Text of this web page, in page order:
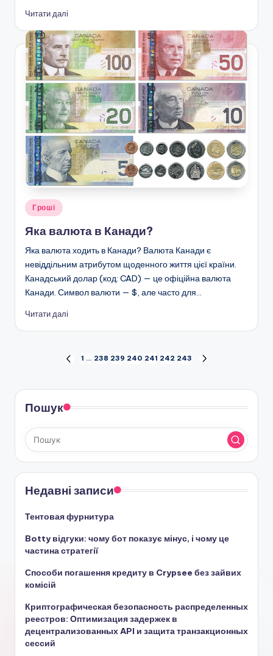
Читати далі
Опубліковано
Гроші
Яка валюта в Канади?
Яка валюта ходить в Канади? Валюта Канади є
невіддільним атрибутом щоденного життя цієї країни.
Канадський долар (код: CAD) — це офіційна валюта
Канади. Символ валюти — $, але часто для…
Читати далі
Пагінація
записів
ПОПЕРЕДНЯ
1 … 238 239 240 241 242 243
Пошук
Недавні записи
Тентовая фурнитура
Botty відгуки: чому бот показує мінус, і чому це
частина стратегії
Способи погашення кредиту в Crypsee без зайвих
комісій
Криптографическая безопасность распределенных
реестров: Оптимизация задержек в
децентрализованных API и защита транзакционных
сессий